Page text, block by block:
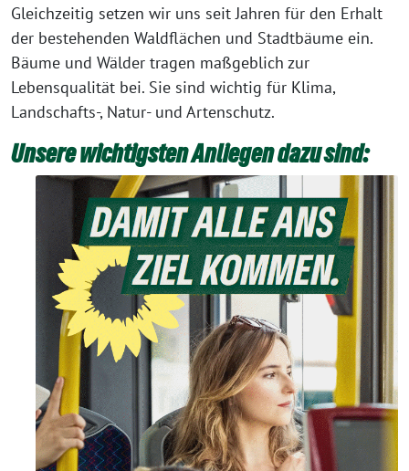
Gleichzeitig setzen wir uns seit Jahren für den Erhalt
der bestehenden Waldflächen und Stadtbäume ein.
Bäume und Wälder tragen maßgeblich zur
Lebensqualität bei. Sie sind wichtig für Klima,
Landschafts-, Natur- und Artenschutz.
Unsere wichtigsten Anliegen dazu sind: